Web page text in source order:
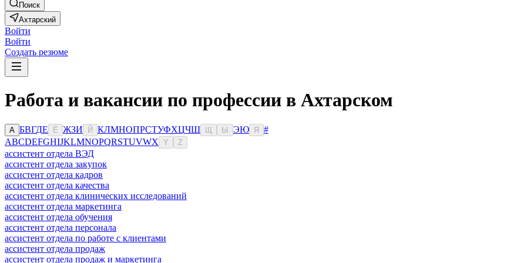
Поиск
Ахтарский
Войти
Войти
Создать резюме
Работа и вакансии по профессии в Ахтарском
А БВГДЕ Ё ЖЗИ Й КЛМНОПРСТУФХЦЧШ Ы ЭЮ Я
#
ABCDEFGHIJKLMNOPQRSTUVWX Y Z
ассистент отдела ВЭД
ассистент отдела закупок
ассистент отдела кадров
ассистент отдела качества
ассистент отдела клинических исследований
ассистент отдела маркетинга
ассистент отдела обучения
ассистент отдела персонала
ассистент отдела по работе с клиентами
ассистент отдела продаж
ассистент отдела продаж и маркетинга